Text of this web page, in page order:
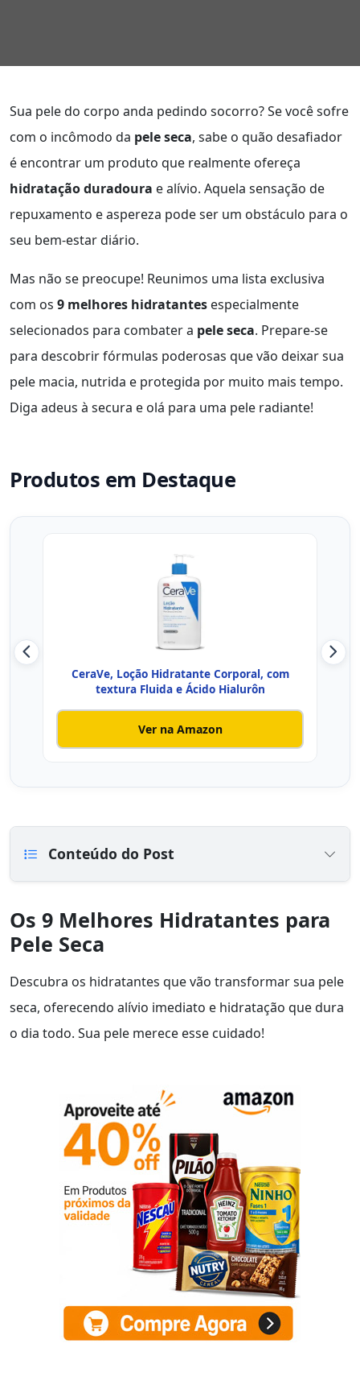
Sua pele do corpo anda pedindo socorro? Se você sofre
com o incômodo da pele seca, sabe o quão desafiador
é encontrar um produto que realmente ofereça
hidratação duradoura e alívio. Aquela sensação de
repuxamento e aspereza pode ser um obstáculo para o
seu bem-estar diário.
Mas não se preocupe! Reunimos uma lista exclusiva
com os 9 melhores hidratantes especialmente
selecionados para combater a pele seca. Prepare-se
para descobrir fórmulas poderosas que vão deixar sua
pele macia, nutrida e protegida por muito mais tempo.
Diga adeus à secura e olá para uma pele radiante!
Produtos em Destaque
CeraVe, Loção Hidratante Corporal, com
textura Fluida e Ácido Hialurôn
Ver na Amazon
Conteúdo do Post
Os 9 Melhores Hidratantes para
Pele Seca
Descubra os hidratantes que vão transformar sua pele
seca, oferecendo alívio imediato e hidratação que dura
o dia todo. Sua pele merece esse cuidado!